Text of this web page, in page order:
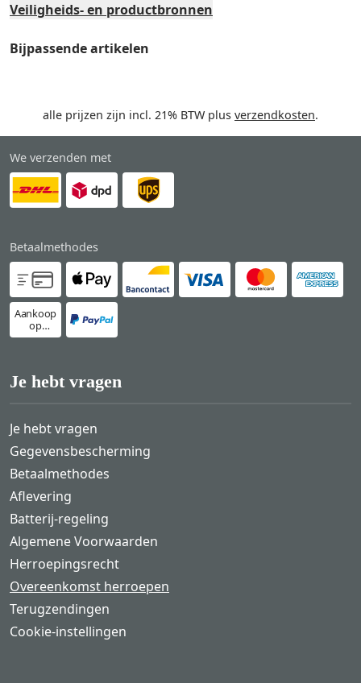
Veiligheids- en productbronnen
Bijpassende artikelen
alle prijzen zijn incl. 21% BTW plus verzendkosten.
We verzenden met
Betaalmethodes
Aankoop
op
rekening
Je hebt vragen
Je hebt vragen
Gegevensbescherming
Betaalmethodes
Aflevering
Batterij-regeling
Algemene Voorwaarden
Herroepingsrecht
Overeenkomst herroepen
Terugzendingen
Cookie-instellingen